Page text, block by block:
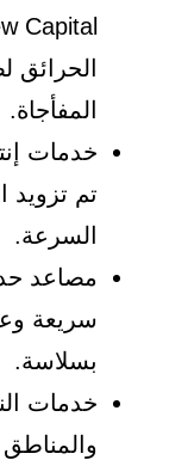
الحرائق
المفأجاة.
خدمات
تم تزويد
السرعة.
مصاعد
سريعة
بسلاسة.
خدمات